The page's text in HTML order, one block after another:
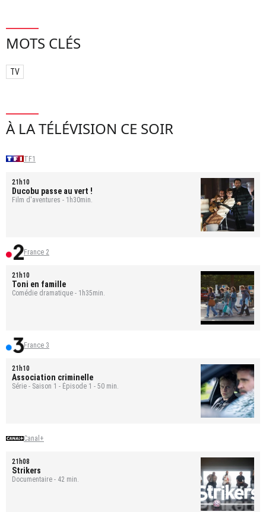
MOTS CLÉS
TV
À LA TÉLÉVISION CE SOIR
TF1
21h10
Ducobu passe au vert !
Film d'aventures - 1h30min.
France 2
21h10
Toni en famille
Comédie dramatique - 1h35min.
France 3
21h10
Association criminelle
Série - Saison 1 - Épisode 1 - 50 min.
Canal+
21h08
Strikers
Documentaire - 42 min.